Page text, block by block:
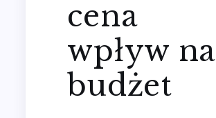
cena
wpływ na
budżet